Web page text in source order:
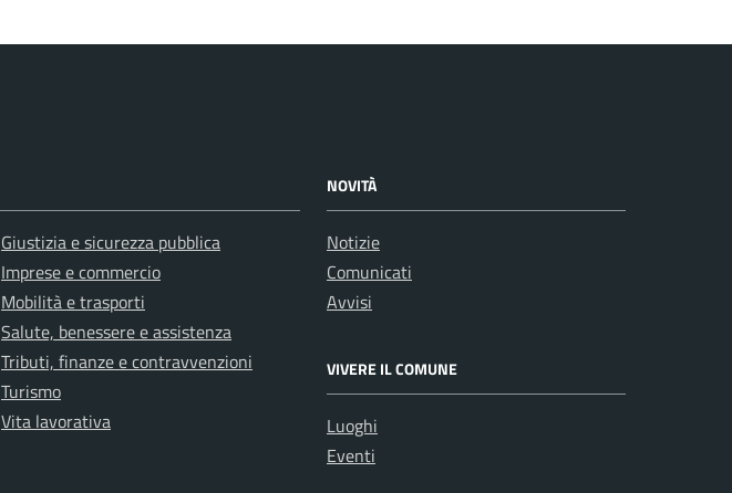
Giustizia e sicurezza pubblica
Imprese e commercio
Mobilità e trasporti
Salute, benessere e assistenza
Tributi, finanze e contravvenzioni
Turismo
Vita lavorativa
NOVITÀ
Notizie
Comunicati
Avvisi
VIVERE IL COMUNE
Luoghi
Eventi